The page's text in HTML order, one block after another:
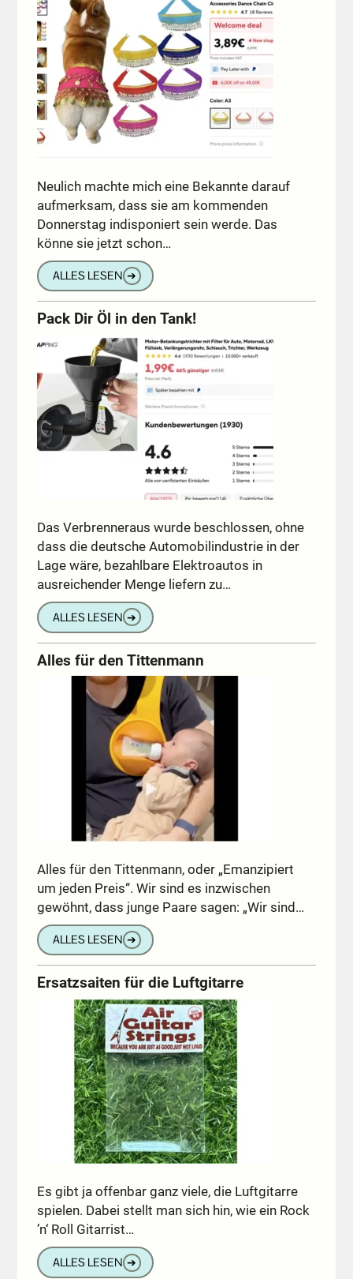
Neulich machte mich eine Bekannte darauf
aufmerksam, dass sie am kommenden
Donnerstag indisponiert sein werde. Das
könne sie jetzt schon…
ALLES LESEN ➔
Pack Dir Öl in den Tank!
Das Verbrenneraus wurde beschlossen, ohne
dass die deutsche Automobilindustrie in der
Lage wäre, bezahlbare Elektroautos in
ausreichender Menge liefern zu…
ALLES LESEN ➔
Alles für den Tittenmann
Alles für den Tittenmann, oder „Emanzipiert
um jeden Preis“. Wir sind es inzwischen
gewöhnt, dass junge Paare sagen: „Wir sind…
ALLES LESEN ➔
Ersatzsaiten für die Luftgitarre
Es gibt ja offenbar ganz viele, die Luftgitarre
spielen. Dabei stellt man sich hin, wie ein Rock
’n‘ Roll Gitarrist…
ALLES LESEN ➔